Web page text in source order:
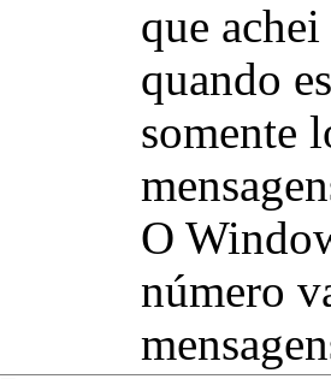
que
quando
somente
O
número